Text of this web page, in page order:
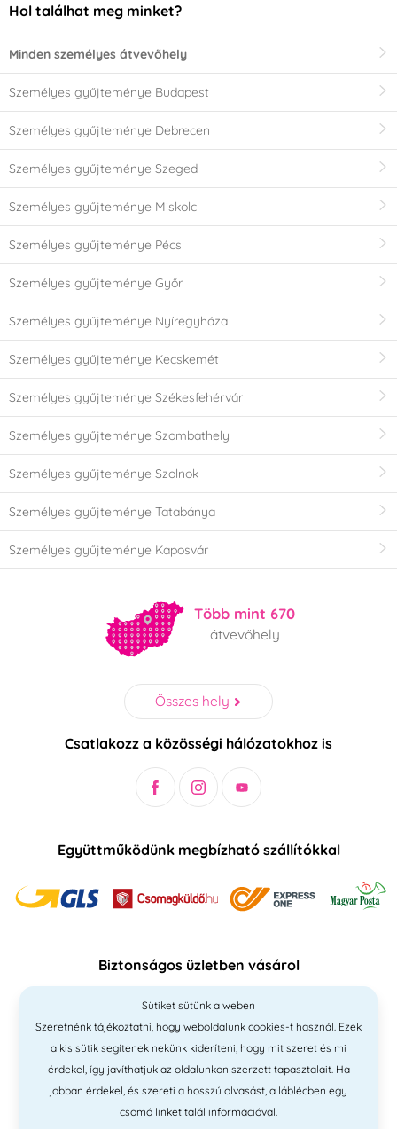
Hol találhat meg minket?
Minden személyes átvevőhely
Személyes gyűjteménye Budapest
Személyes gyűjteménye Debrecen
Személyes gyűjteménye Szeged
Személyes gyűjteménye Miskolc
Személyes gyűjteménye Pécs
Személyes gyűjteménye Győr
Személyes gyűjteménye Nyíregyháza
Személyes gyűjteménye Kecskemét
Személyes gyűjteménye Székesfehérvár
Személyes gyűjteménye Szombathely
Személyes gyűjteménye Szolnok
Személyes gyűjteménye Tatabánya
Személyes gyűjteménye Kaposvár
Több mint 670
átvevőhely
Összes hely
Csatlakozz a közösségi hálózatokhoz is
Együttműködünk megbízható szállítókkal
Biztonságos üzletben vásárol
Sütiket sütünk a weben
Szeretnénk tájékoztatni, hogy weboldalunk cookies-t használ. Ezek
a kis sütik segítenek nekünk kideríteni, hogy mit szeret és mi
érdekel, így javíthatjuk az oldalunkon szerzett tapasztalait. Ha
jobban érdekel, és szereti a hosszú olvasást, a láblécben egy
csomó linket talál információval.